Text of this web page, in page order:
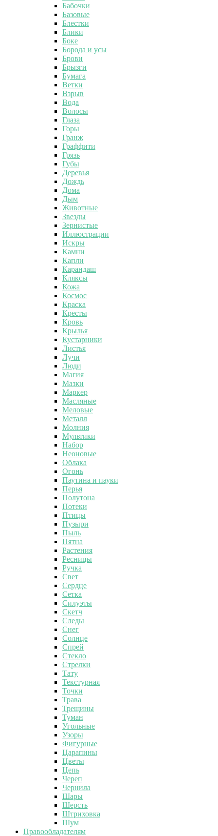
Бабочки
Базовые
Блестки
Блики
Боке
Борода и усы
Брови
Брызги
Бумага
Ветки
Взрыв
Вода
Волосы
Глаза
Горы
Гранж
Граффити
Грязь
Губы
Деревья
Дождь
Дома
Дым
Животные
Звезды
Зернистые
Иллюстрации
Искры
Камни
Капли
Карандаш
Кляксы
Кожа
Космос
Краска
Кресты
Кровь
Крылья
Кустарники
Листья
Лучи
Люди
Магия
Мазки
Маркер
Масляные
Меловые
Металл
Молния
Мультики
Набор
Неоновые
Облака
Огонь
Паутина и пауки
Перья
Полутона
Потеки
Птицы
Пузыри
Пыль
Пятна
Растения
Ресницы
Ручка
Свет
Сердце
Сетка
Силуэты
Скетч
Следы
Снег
Солнце
Спрей
Стекло
Стрелки
Тату
Текстурная
Точки
Трава
Трещины
Туман
Угольные
Узоры
Фигурные
Царапины
Цветы
Цепь
Череп
Чернила
Шары
Шерсть
Штриховка
Шум
Правообладателям